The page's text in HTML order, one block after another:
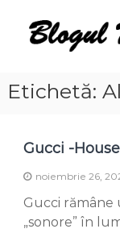
content
Blogul
Dianei
opinie,
călătorii
finețuri
Etichetă:
Gucci -
noiembrie 26,
Gucci
„sonore” în